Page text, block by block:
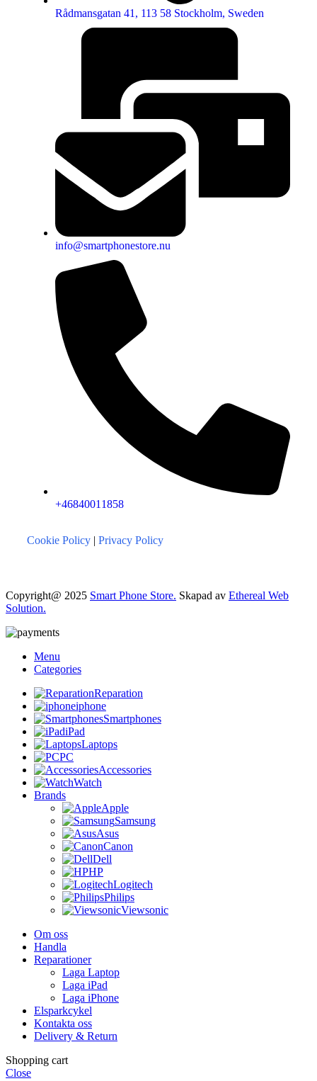
Rådmansgatan 41, 113 58 Stockholm, Sweden
info@smartphonestore.nu
+46840011858
Cookie Policy | Privacy Policy
Copyright@ 2025 Smart Phone Store. Skapad av Ethereal Web
Solution.
Menu
Categories
Reparation
iphone
Smartphones
iPad
Laptops
PC
Accessories
Watch
Brands
Apple
Samsung
Asus
Canon
Dell
HP
Logitech
Philips
Viewsonic
Om oss
Handla
Reparationer
Laga Laptop
Laga iPad
Laga iPhone
Elsparkcykel
Kontakta oss
Delivery & Return
Shopping cart
Close